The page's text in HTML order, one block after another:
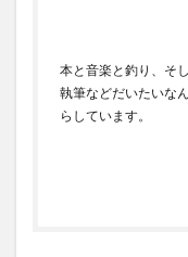
本と音楽と釣り、そ
執筆などだいたいな
らしています。